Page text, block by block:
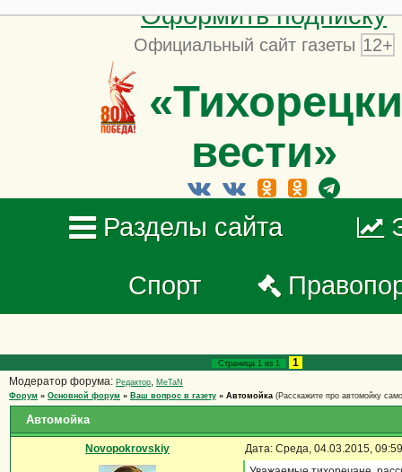
Оформить подписку
Официальный сайт газеты 12+
вести»
Разделы сайта
Спорт
Страница 1 из 1
1
Модератор форума: Редактор, MeTaN
Форум » Основной форум » Ваш вопрос в газету » Автомойка (Расскажите про автомойку
Автомойка
Novopokrovskiy Дата: Среда, 04.03.2015,